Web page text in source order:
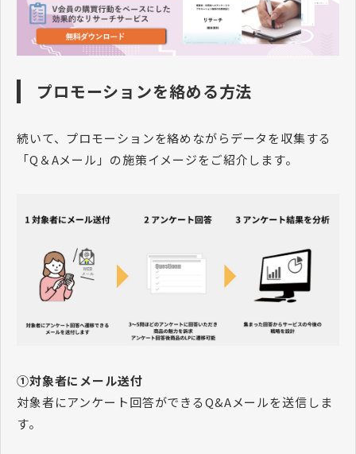
プロモーションを絡める方法
続いて、プロモーションを絡めながらデータを収集する
「Q＆Aメール」の施策イメージをご紹介します。
①対象者にメール送付
対象者にアンケート回答ができるQ&Aメールを送信しま
す。